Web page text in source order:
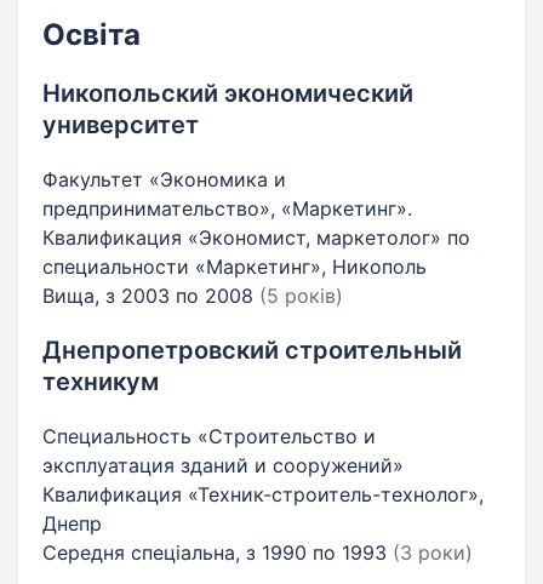
Освіта
Никопольский экономический
университет
Факультет «Экономика и
предпринимательство», «Маркетинг».
Квалификация «Экономист, маркетолог» по
специальности «Маркетинг», Никополь
Вища, з 2003 по 2008 (5 років)
Днепропетровский строительный
техникум
Специальность «Строительство и
эксплуатация зданий и сооружений»
Квалификация «Техник-строитель-технолог»,
Днепр
Середня спеціальна, з 1990 по 1993 (3 роки)